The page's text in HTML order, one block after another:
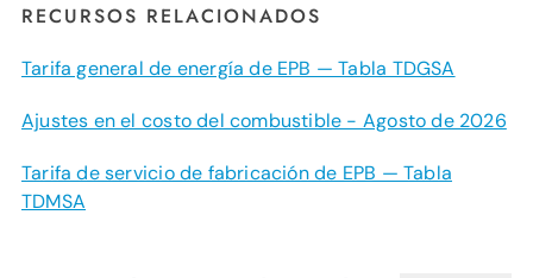
RECURSOS RELACIONADOS
Tarifa general de energía de EPB — Tabla TDGSA
Ajustes en el costo del combustible - Agosto de 2026
Tarifa de servicio de fabricación de EPB — Tabla
TDMSA